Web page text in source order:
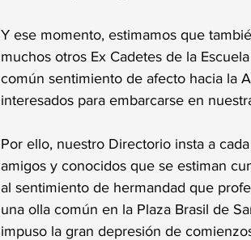
Y ese momento, estimamos que
muchos otros Ex Cadetes de la
común sentimiento de afecto hacia la
interesados para embarcarse en
Por ello, nuestro Directorio insta a
amigos y conocidos que se estiman
al sentimiento de hermandad que
una olla común en la Plaza Brasil de
impuso la gran depresión de